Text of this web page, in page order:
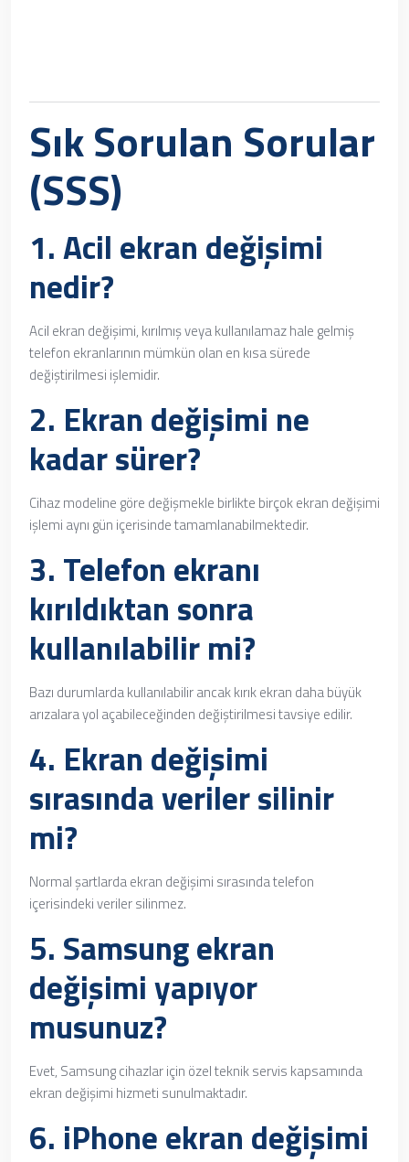
Sık Sorulan Sorular
(SSS)
1. Acil ekran değişimi
nedir?
Acil ekran değişimi, kırılmış veya kullanılamaz hale gelmiş
telefon ekranlarının mümkün olan en kısa sürede
değiştirilmesi işlemidir.
2. Ekran değişimi ne
kadar sürer?
Cihaz modeline göre değişmekle birlikte birçok ekran değişimi
işlemi aynı gün içerisinde tamamlanabilmektedir.
3. Telefon ekranı
kırıldıktan sonra
kullanılabilir mi?
Bazı durumlarda kullanılabilir ancak kırık ekran daha büyük
arızalara yol açabileceğinden değiştirilmesi tavsiye edilir.
4. Ekran değişimi
sırasında veriler silinir
mi?
Normal şartlarda ekran değişimi sırasında telefon
içerisindeki veriler silinmez.
5. Samsung ekran
değişimi yapıyor
musunuz?
Evet, Samsung cihazlar için özel teknik servis kapsamında
ekran değişimi hizmeti sunulmaktadır.
6. iPhone ekran değişimi